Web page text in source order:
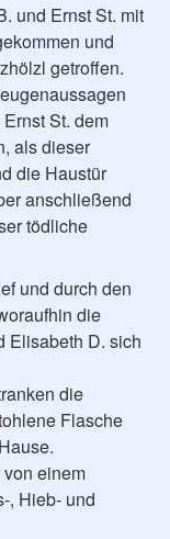
und Ernst St. mit
und
getroffen.
St. dem
als dieser
die Haustür
anschließend
tödliche
und durch den
die
Elisabeth D. sich
die
Flasche
einem
, Hieb- und